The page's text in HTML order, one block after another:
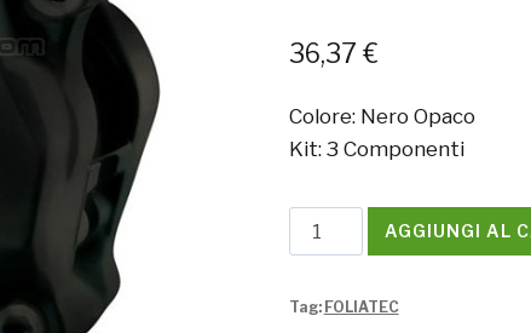
36,37 €
Colore: Nero Opaco
Kit: 3 Componenti
Kit
Foliatec
-
AGGIUNGI AL
Tag: FOLIATEC